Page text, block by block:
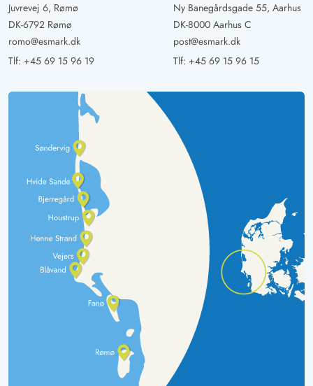
Juvrevej 6, Rømø
DK-6792 Rømø
romo@esmark.dk
Tlf: +45 69 15 96 19
Ny Banegårdsgade 55, Aarhus
DK-8000 Aarhus C
post@esmark.dk
Tlf: +45 69 15 96 15